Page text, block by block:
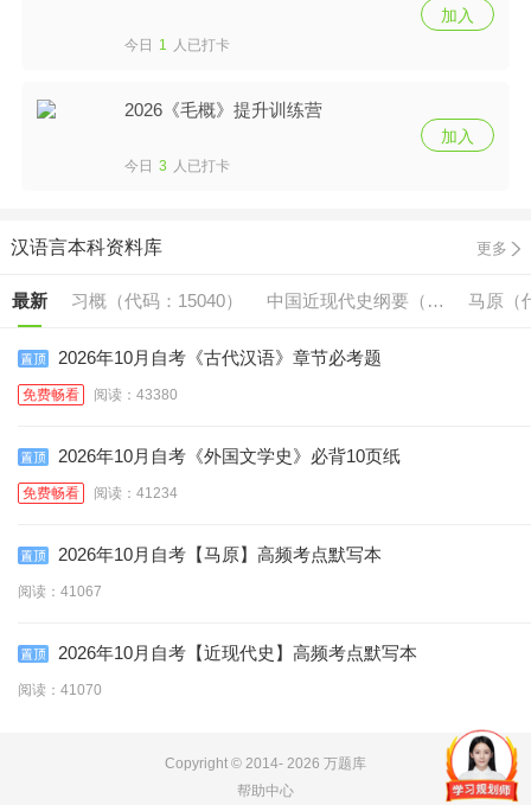
今日 1 人已打卡
加入
2026《毛概》提升训练营
今日 3 人已打卡
加入
汉语言本科资料库 更多
最新 习概（代码：15040） 中国近现代史纲要（代
码:15043）
马原（
2026年10月自考《古代汉语》章节必考题
免费畅看 阅读：43380
2026年10月自考《外国文学史》必背10页纸
免费畅看 阅读：41234
2026年10月自考【马原】高频考点默写本
阅读：41067
2026年10月自考【近现代史】高频考点默写本
阅读：41070
Copyright © 2014- 2026 万题库
帮助中心